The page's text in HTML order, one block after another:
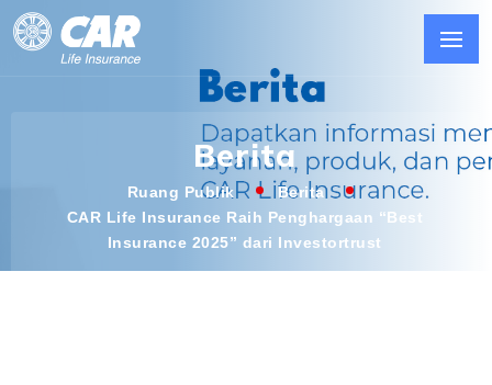
Berita
Ruang Publik
Berita
CAR Life Insurance Raih Penghargaan “Best
Insurance 2025” dari Investortrust